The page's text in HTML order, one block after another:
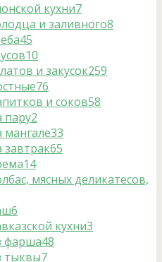
кухни7
и заливного8
45
10
и закусок259
76
и соков58
пару2
мангале33
завтрак65
14
мясных деликатесов,
6
кухни3
фарша48
тыквы7